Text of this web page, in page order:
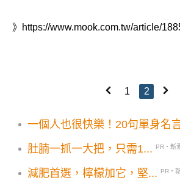
》 https://www.mook.com.tw/article/
1 2
一個人也很快樂！20句單身名
肚腩一抓一大把，只需1...
PR・新
減肥首選，檸檬加它，堅... PR・